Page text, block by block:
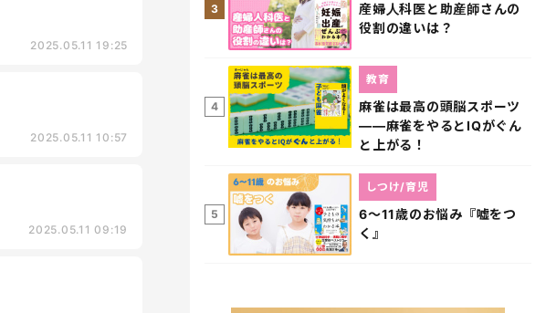
2025.05.11 19:25
2025.05.11 10:57
2025.05.11 09:19
3
産婦人科医と助産師さんの
役割の違いは？
4
麻雀は最高の頭脳スポーツ
――麻雀をやるとIQがぐん
と上がる！
教育
5
6～11歳のお悩み『嘘をつ
く』
しつけ/育児